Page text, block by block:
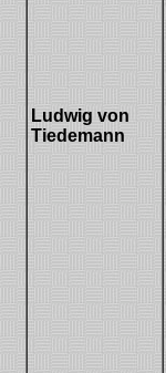
Ludwig von
Tiedemann